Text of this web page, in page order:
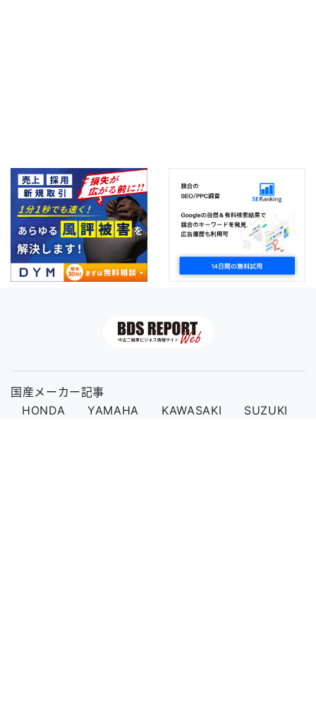
国産メーカー記事
HONDA
YAMAHA KAWASAKI SUZUKI